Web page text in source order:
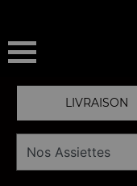
LIVRAISON